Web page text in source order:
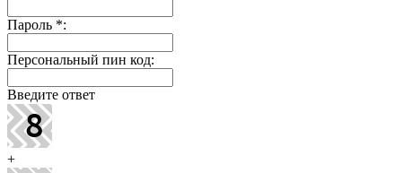
Пароль *:
Персональный пин код:
Введите ответ
+